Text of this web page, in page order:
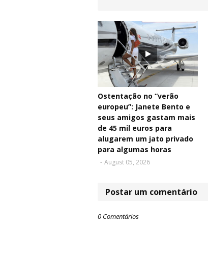
Ostentação no “verão
europeu”: Janete Bento e
seus amigos gastam mais
de 45 mil euros para
alugarem um jato privado
para algumas horas
- August 05, 2026
Postar um comentário
0 Comentários